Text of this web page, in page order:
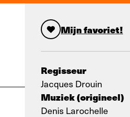
Mijn favoriet!
Regisseur
Jacques Drouin
Muziek (origineel)
Denis Larochelle